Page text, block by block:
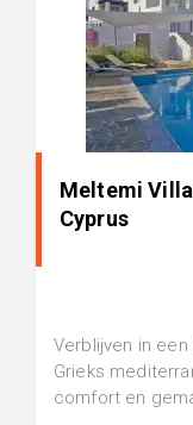
Meltemi
Cyprus
Verblijven in
Grieks
comfort en